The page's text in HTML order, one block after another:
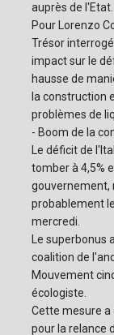
auprès de l'Etat.
Pour Lorenzo
Trésor
impact sur le
hausse de
la construction
problèmes de
- Boom de la
Le déficit de
tomber à 4,5%
gouvernement,
probablement
mercredi.
Le superbonus
coalition de
Mouvement
écologiste.
Cette mesure
pour la relance